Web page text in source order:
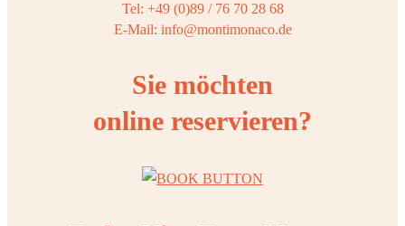
Tel: +49 (0)89 / 76 70 28 68
E-Mail: info@montimonaco.de
Sie möchten
online reservieren?